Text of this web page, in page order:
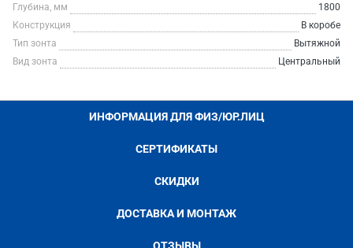
Глубина, мм
1800
Конструкция
В коробе
Тип зонта
Вытяжной
Вид зонта
Центральный
ИНФОРМАЦИЯ ДЛЯ ФИЗ/ЮР.ЛИЦ
СЕРТИФИКАТЫ
СКИДКИ
ДОСТАВКА И МОНТАЖ